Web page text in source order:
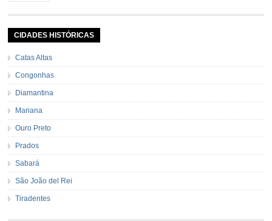
pele e sem sementes 1 pitada de noz moscada Salsa e cebolinha Pimenta
CIDADES HISTÓRICAS
Catas Altas
Congonhas
Diamantina
Mariana
Ouro Preto
Prados
Sabará
São João del Rei
Tiradentes